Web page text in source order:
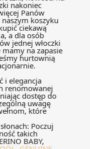
nakoniec
Panów
koszyku
ciekawą
a dla osób
jednej włoczki
mamy na zapasie
hurtownią
i elegancja
renomowanej
dostęp do
uwagę
które
Poczuj
takich
BABY,